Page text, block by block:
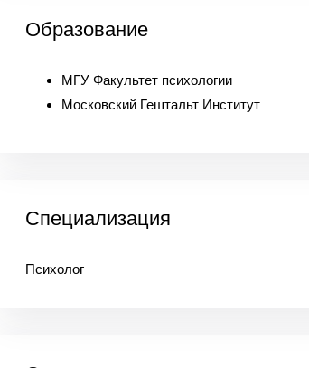
Образование
МГУ Факультет психологии
Московский Гештальт Институт
Специализация
Психолог